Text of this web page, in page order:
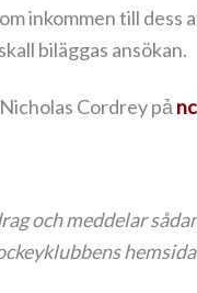
inkommen till dess
biläggas ansökan.
Cordrey pả
och meddelar